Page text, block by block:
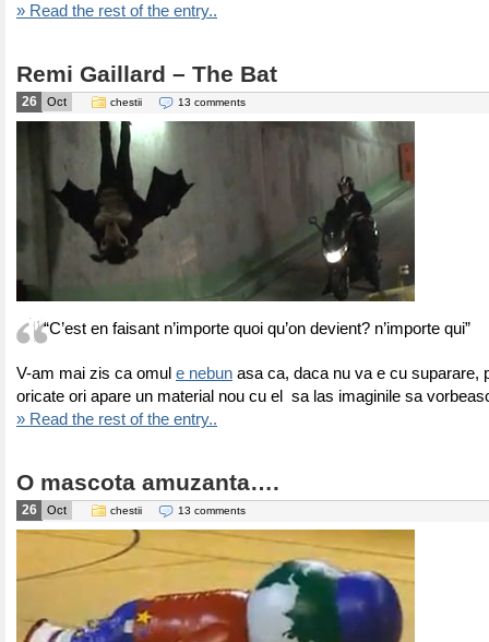
» Read the rest of the entry..
Remi Gaillard – The Bat
26 Oct chestii 13 comments
“C’est en faisant n’importe quoi qu’on devient? n’importe qui”
V-am mai zis ca omul e nebun asa ca, daca nu va e cu suparare,
oricate ori apare un material nou cu el sa las imaginile sa
» Read the rest of the entry..
O mascota amuzanta….
26 Oct chestii 13 comments